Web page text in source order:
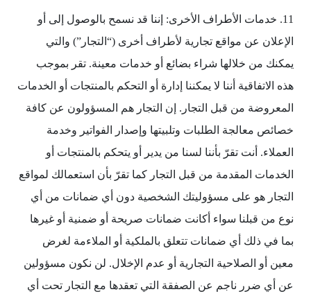
11. خدمات الأطراف الأخرى: إننا قد نسمح بالوصول إلى أو
الإعلان عن مواقع تجارية لأطراف أخرى (“التجار”) والتي
يمكنك من خلالها شراء بضائع أو خدمات معينة. تقر بموجب
هذه الاتفاقية أننا لا يمكننا إدارة أو التحكم بالمنتجات أو الخدمات
المعروضة من قبل التجار. إن التجار هم المسؤولون عن كافة
خصائص معالجة الطلبات وتلبيتها وإصدار الفواتير وخدمة
العملاء. أنت تقرّ بأننا لسنا من يدير أو يتحكم بالمنتجات أو
الخدمات المقدمة من قبل التجار كما تقرّ بأن استعمالك لمواقع
التجار هو على مسؤوليتك الشخصية دون أي ضمانات من أي
نوع من قبلنا سواء أكانت ضمانات صريحة أو ضمنية أو غيرها
بما في ذلك أي ضمانات تتعلق بالملكية أو الملاءمة لغرض
معين أو الصلاحية التجارية أو عدم الإخلال. لن نكون مسؤولين
عن أي ضرر ناجم عن الصفقة التي تعقدها مع التجار تحت أي